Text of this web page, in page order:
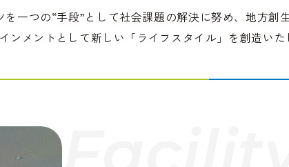
一つの“手段”として社会課題の解決に努め、地方創
メントとして新しい「ライフスタイル」を創造いた